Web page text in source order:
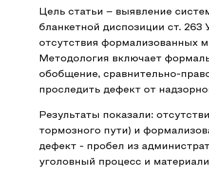
Цель статьи – выявление
бланкетной диспозиции ст.
отсутствия формализованных
Методология включает
обобщение, сравнительно-
проследить дефект от
Результаты показали:
тормозного пути) и
дефект - пробел из
уголовный процесс и